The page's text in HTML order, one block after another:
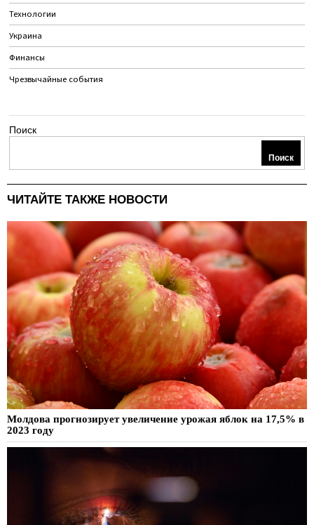
Технологии
Украина
Финансы
Чрезвычайные события
Поиск
Поиск
ЧИТАЙТЕ ТАКЖЕ НОВОСТИ
Молдова прогнозирует увеличение урожая яблок на 17,5% в
2023 году